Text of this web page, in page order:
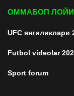
ОММАБОП
UFC янгиликлари
Futbol videolar
Sport forum